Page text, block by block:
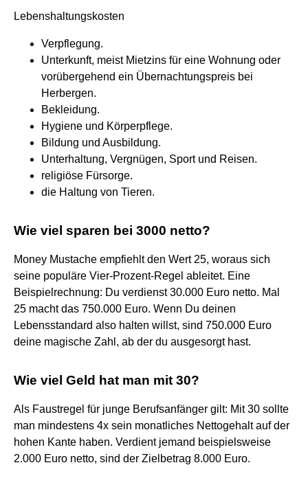
Lebenshaltungskosten
Verpflegung.
Unterkunft, meist Mietzins für eine Wohnung oder
vorübergehend ein Übernachtungspreis bei
Herbergen.
Bekleidung.
Hygiene und Körperpflege.
Bildung und Ausbildung.
Unterhaltung, Vergnügen, Sport und Reisen.
religiöse Fürsorge.
die Haltung von Tieren.
Wie viel sparen bei 3000 netto?
Money Mustache empfiehlt den Wert 25, woraus sich
seine populäre Vier-Prozent-Regel ableitet. Eine
Beispielrechnung: Du verdienst 30.000 Euro netto. Mal
25 macht das 750.000 Euro. Wenn Du deinen
Lebensstandard also halten willst, sind 750.000 Euro
deine magische Zahl, ab der du ausgesorgt hast.
Wie viel Geld hat man mit 30?
Als Faustregel für junge Berufsanfänger gilt: Mit 30 sollte
man mindestens 4x sein monatliches Nettogehalt auf der
hohen Kante haben. Verdient jemand beispielsweise
2.000 Euro netto, sind der Zielbetrag 8.000 Euro.